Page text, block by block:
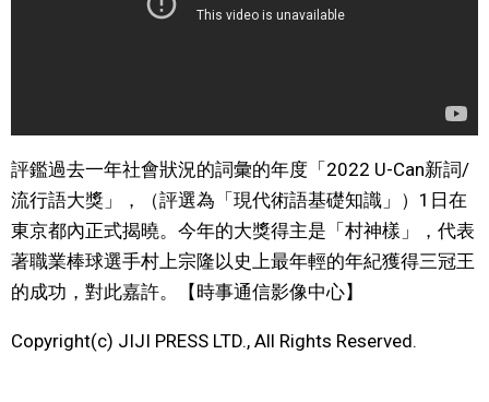
文化
科學技術
生活
評鑑過去一年社會狀況的詞彙的年度「2022 U-Can新詞/
流行語大獎」，（評選為「現代術語基礎知識」）1日在
東京都內正式揭曉。今年的大獎得主是「村神樣」，代表
著職業棒球選手村上宗隆以史上最年輕的年紀獲得三冠王
的成功，對此嘉許。【時事通信影像中心】
Copyright(c) JIJI PRESS LTD., All Rights Reserved.